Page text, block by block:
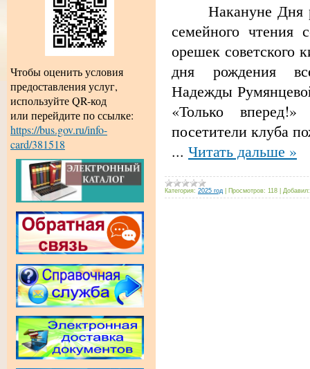
Чтобы оценить условия
предоставления услуг,
используйте QR-код
или перейдите по ссылке:
https://bus.gov.ru/info-
card/381518
Накануне Дня
семейного чтения
орешек советского
дня рождения
Надежды
«Только
посетители клуба
... Читать дальше »
Категория: 2025 год Просмотров: 118 Добавил: